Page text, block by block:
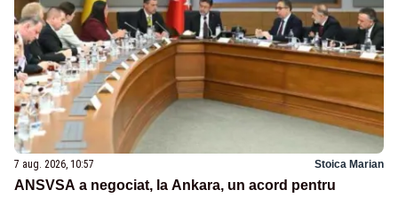
7 aug. 2026, 10:57 Stoica Marian
ANSVSA a negociat, la Ankara, un acord pentru